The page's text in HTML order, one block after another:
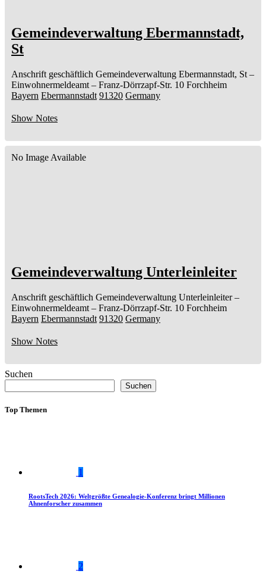
Gemeindeverwaltung Ebermannstadt,
St
Anschrift geschäftlich Gemeindeverwaltung Ebermannstadt, St –
Einwohnermeldeamt – Franz-Dörrzapf-Str. 10 Forchheim
Bayern Ebermannstadt 91320 Germany
Show Notes
No Image Available
Gemeindeverwaltung Unterleinleiter
Anschrift geschäftlich Gemeindeverwaltung Unterleinleiter –
Einwohnermeldeamt – Franz-Dörrzapf-Str. 10 Forchheim
Bayern Ebermannstadt 91320 Germany
Show Notes
Suchen
Suchen
Top Themen
1
RootsTech 2026: Weltgrößte Genealogie-Konferenz bringt Millionen
Ahnenforscher zusammen
2